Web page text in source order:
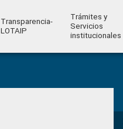
Transparencia-
LOTAIP
Trámites y
Servicios
institucionales